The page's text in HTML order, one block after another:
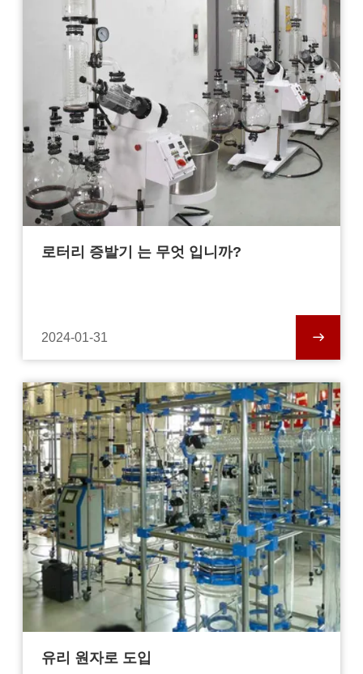
로터리 증발기 는 무엇 입니까?
2024-01-31
유리 원자로 도입